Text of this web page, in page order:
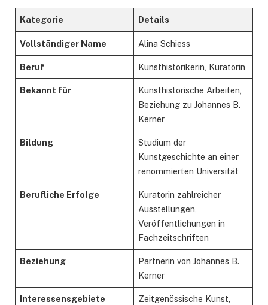
Kategorie Details
Vollständiger Name Alina Schiess
Beruf Kunsthistorikerin, Kuratorin
Bekannt für
Kunsthistorische Arbeiten,
Beziehung zu Johannes B.
Kerner
Bildung
Studium der
Kunstgeschichte an einer
renommierten Universität
Berufliche Erfolge
Kuratorin zahlreicher
Ausstellungen,
Veröffentlichungen in
Fachzeitschriften
Beziehung
Partnerin von Johannes B.
Kerner
Interessensgebiete
Zeitgenössische Kunst,